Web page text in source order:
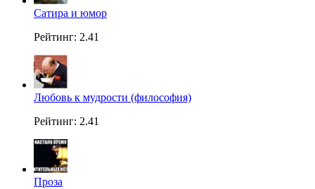
Сатира и юмор
Рейтинг: 2.41
Любовь к мудрости (философия)
Рейтинг: 2.41
Проза